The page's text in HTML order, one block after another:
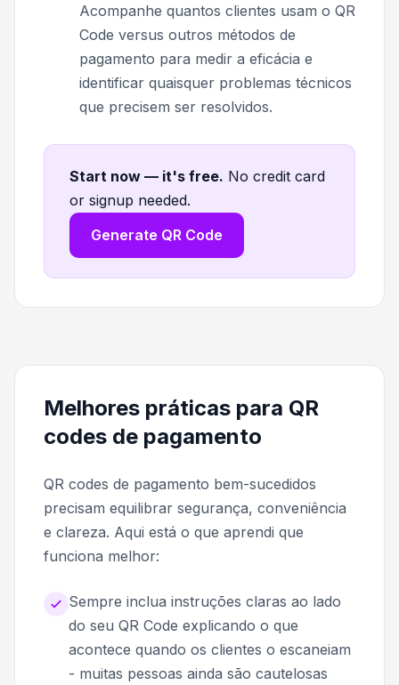
Acompanhe quantos clientes usam o QR
Code versus outros métodos de
pagamento para medir a eficácia e
identificar quaisquer problemas técnicos
que precisem ser resolvidos.
Start now — it's free. No credit card
or signup needed.
Generate QR Code
Melhores práticas para QR
codes de pagamento
QR codes de pagamento bem-sucedidos
precisam equilibrar segurança, conveniência
e clareza. Aqui está o que aprendi que
funciona melhor:
Sempre inclua instruções claras ao lado
do seu QR Code explicando o que
acontece quando os clientes o escaneiam
- muitas pessoas ainda são cautelosas